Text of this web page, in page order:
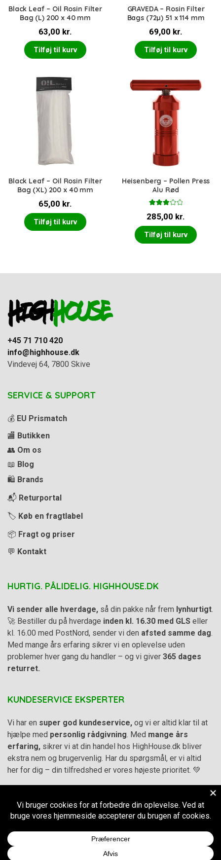
Black Leaf – Oil Rosin Filter
Bag (L) 200 x 40 mm
63,00 kr.
Tilføj til kurv
GRAVEDA – Rosin Filter
Bags (72µ) 51 x 114 mm
69,00 kr.
Tilføj til kurv
Black Leaf – Oil Rosin Filter
Bag (XL) 200 x 40 mm
65,00 kr.
Tilføj til kurv
Heisenberg – Pollen Press
Alu Rød
et3.00
ud af 5
285,00 kr.
Tilføj til kurv
+45 71 710 420
info@highhouse.dk
Vindevej 64, 7800 Skive
SERVICE & SUPPORT
💰 EU Prismatch
🏬 Butikken
👥 Om os
📖 Blog
🛍️ Brands
📬 Returportal
🏷️ Køb en fragtlabel
📦 Fragt og priser
💬 Kontakt
HURTIG. PÅLIDELIG. HIGHHOUSE.DK
Vi sender alle hverdage, så din pakke når frem lynhurtigt
🚀 Bestiller du på hverdage inden kl. 16.30 med GLS eller
kl. 16.00 med PostNord, sender vi den afsted samme dag
Med mange års erfaring sikrer vi en oplevelse uden
problemer hver gang du handler – og vi giver 365 dages
returret.
KUNDESERVICE EKSPERTER
Vi har en super god kundeservice, og vi er altid klar til at
hjælpe med personlig rådgivning . Med mange års
erfaring, sikrer vi at din handel hos HighHouse.dk bliver
ekstra nem og brugervenlig. Har du spørgsmål, er vi altid
her for dig – din tilfredshed er vores højeste prioritet. 💚
Handelsbetingelser–
Cookie- og privatlivspolitik